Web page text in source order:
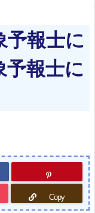

予報士に
報士に
Copy